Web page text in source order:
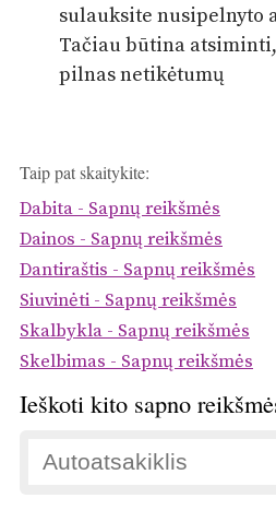
sulauksite nusipelnyto
Tačiau būtina
pilnas netikėtumų
Taip pat skaitykite:
Dabita - Sapnų reikšmės
Dainos - Sapnų reikšmės
Dantiraštis - Sapnų reikšmės
Siuvinėti - Sapnų reikšmės
Skalbykla - Sapnų reikšmės
Skelbimas - Sapnų reikšmės
Ieškoti kito sapno